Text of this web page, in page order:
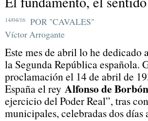
14/04/16
POR "CAVALES"
Víctor Arrogante
Este mes de abril lo he dedicado
la Segunda República española.
proclamación el 14 de abril de
España el rey Alfonso de Borbón
ejercicio del Poder Real”, tras
municipales, celebradas dos días